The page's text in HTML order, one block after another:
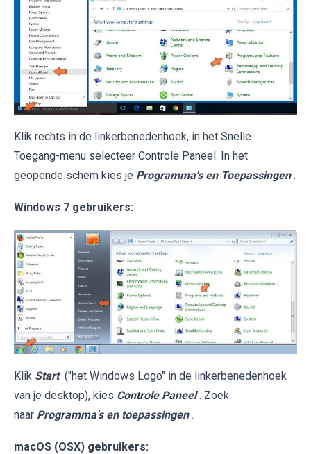
Klik rechts in de linkerbenedenhoek, in het Snelle
Toegang-menu selecteer Controle Paneel. In het
geopende schem kies je Programma's en Toepassingen .
Windows 7 gebruikers:
Klik Start ("het Windows Logo" in de linkerbenedenhoek
van je desktop), kies Controle Paneel . Zoek
naar Programma's en toepassingen .
macOS (OSX) gebruikers: